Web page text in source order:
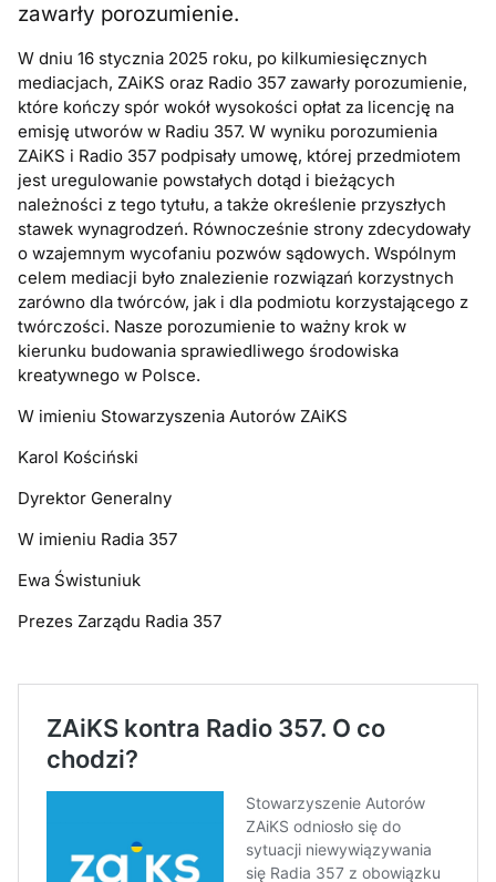
zawarły porozumienie.
W dniu 16 stycznia 2025 roku, po kilkumiesięcznych
mediacjach, ZAiKS oraz Radio 357 zawarły porozumienie,
które kończy spór wokół wysokości opłat za licencję na
emisję utworów w Radiu 357. W wyniku porozumienia
ZAiKS i Radio 357 podpisały umowę, której przedmiotem
jest uregulowanie powstałych dotąd i bieżących
należności z tego tytułu, a także określenie przyszłych
stawek wynagrodzeń. Równocześnie strony zdecydowały
o wzajemnym wycofaniu pozwów sądowych. Wspólnym
celem mediacji było znalezienie rozwiązań korzystnych
zarówno dla twórców, jak i dla podmiotu korzystającego z
twórczości. Nasze porozumienie to ważny krok w
kierunku budowania sprawiedliwego środowiska
kreatywnego w Polsce.
W imieniu Stowarzyszenia Autorów ZAiKS
Karol Kościński
Dyrektor Generalny
W imieniu Radia 357
Ewa Świstuniuk
Prezes Zarządu Radia 357